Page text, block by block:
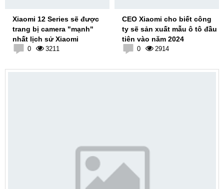
Xiaomi 12 Series sẽ được
trang bị camera "mạnh"
nhất lịch sử Xiaomi
0 3211
CEO Xiaomi cho biết công
ty sẽ sản xuất mẫu ô tô đầu
tiên vào năm 2024
0 2914